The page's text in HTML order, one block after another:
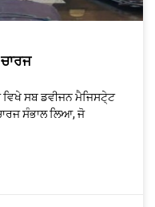
ਵਿਖੇ ਸਬ ਡਵੀਜਨ ਮੈਜਿਸਟੇ੍ਟ
ਸੰਭਾਲ ਲਿਆ, ਜੋ